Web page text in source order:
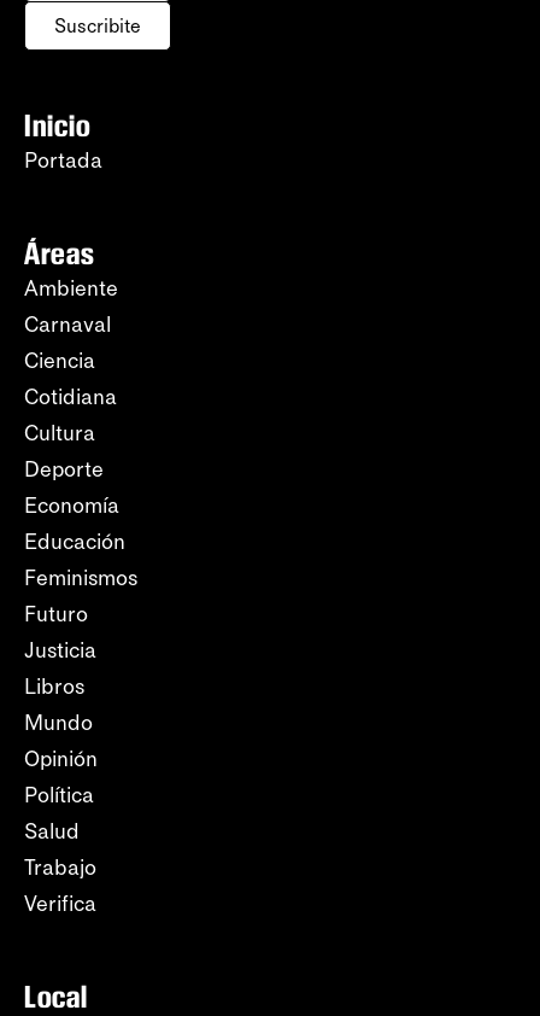
Suscribite
Inicio
Portada
Áreas
Ambiente
Carnaval
Ciencia
Cotidiana
Cultura
Deporte
Economía
Educación
Feminismos
Futuro
Justicia
Libros
Mundo
Opinión
Política
Salud
Trabajo
Verifica
Local